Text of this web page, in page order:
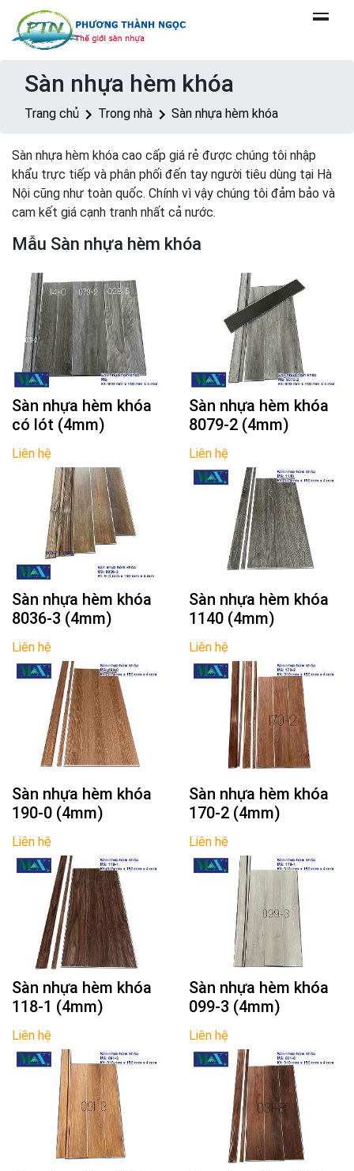
Sàn nhựa hèm khóa
Trang chủ Trong nhà Sàn nhựa hèm khóa
Sàn nhựa hèm khóa cao cấp giá rẻ được chúng tôi nhập
khẩu trực tiếp và phân phối đến tay người tiêu dùng tại Hà
Nội cũng như toàn quốc. Chính vì vậy chúng tôi đảm bảo và
cam kết giá cạnh tranh nhất cả nước.
Mẫu Sàn nhựa hèm khóa
Sàn nhựa hèm khóa
có lót (4mm)
Liên hệ
Sàn nhựa hèm khóa
8079-2 (4mm)
Liên hệ
Sàn nhựa hèm khóa
8036-3 (4mm)
Liên hệ
Sàn nhựa hèm khóa
1140 (4mm)
Liên hệ
Sàn nhựa hèm khóa
190-0 (4mm)
Liên hệ
Sàn nhựa hèm khóa
170-2 (4mm)
Liên hệ
Sàn nhựa hèm khóa
118-1 (4mm)
Liên hệ
Sàn nhựa hèm khóa
099-3 (4mm)
Liên hệ